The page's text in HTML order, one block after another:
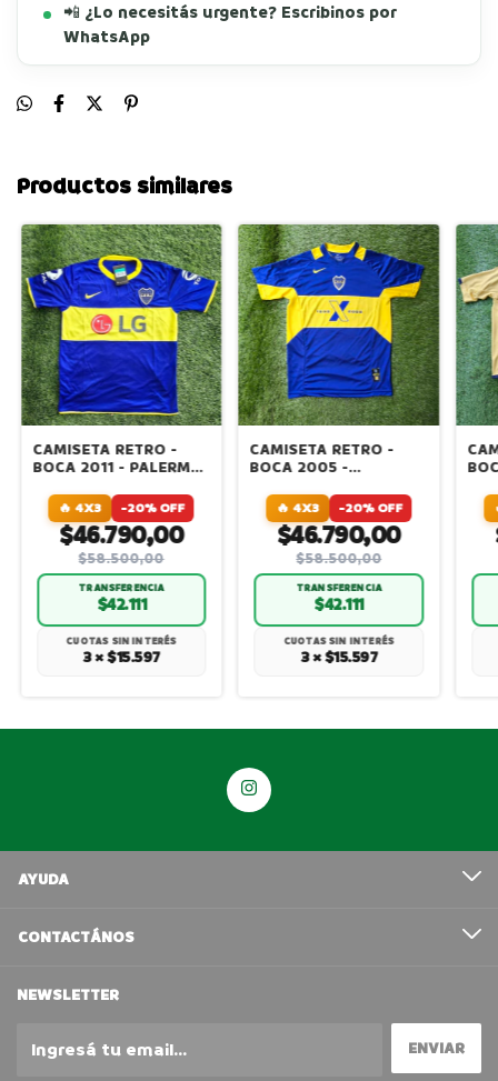
📲 ¿Lo necesitás urgente? Escribinos por
WhatsApp
Productos similares
CAMISETA RETRO -
BOCA 2011 - PALERMO
🔥 4X3 -20% OFF
$46.790,00
$58.500,00
TRANSFERENCIA
$42.111
CUOTAS SIN INTERÉS
3 × $15.597
CAMISETA RETRO -
BOCA 2005 -
PALERMO
🔥 4X3 -20% OFF
$46.790,00
$58.500,00
TRANSFERENCIA
$42.111
CUOTAS SIN INTERÉS
3 × $15.597
AYUDA
CONTACTÁNOS
NEWSLETTER